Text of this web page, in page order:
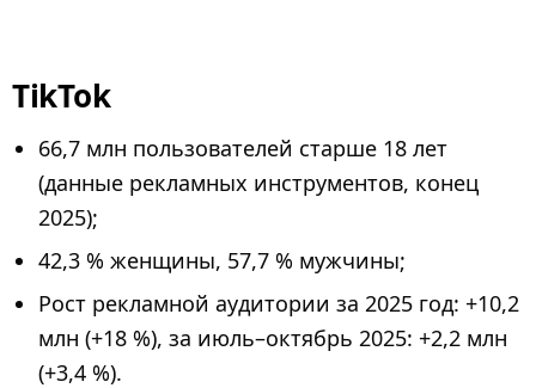
TikTok
66,7 млн пользователей старше 18 лет
(данные рекламных инструментов, конец
2025);
42,3 % женщины, 57,7 % мужчины;
Рост рекламной аудитории за 2025 год: +10,2
млн (+18 %), за июль–октябрь 2025: +2,2 млн
(+3,4 %).